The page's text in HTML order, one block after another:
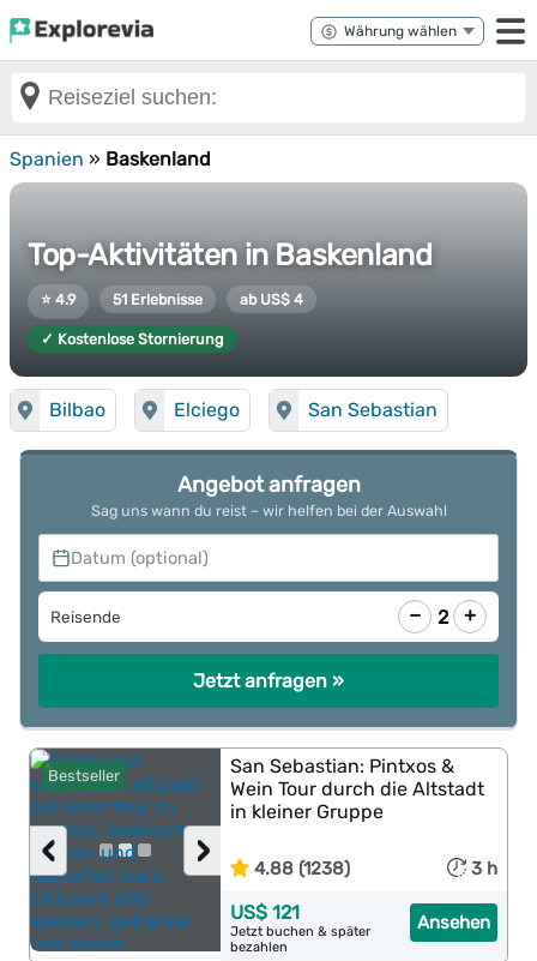
Spanien » Baskenland
Top-Aktivitäten in Baskenland
⭐ 4.9 51 Erlebnisse ab US$ 4
✓ Kostenlose Stornierung
Bilbao Elciego San Sebastian
Angebot anfragen
Sag uns wann du reist – wir helfen bei der Auswahl
Datum (optional)
Reisende − 2 +
Jetzt anfragen »
Bestseller
›
‹
San Sebastian: Pintxos &
Wein Tour durch die Altstadt
in kleiner Gruppe
4.88 (1238) 3 h
Ansehen
US$ 121
Jetzt buchen & später
bezahlen